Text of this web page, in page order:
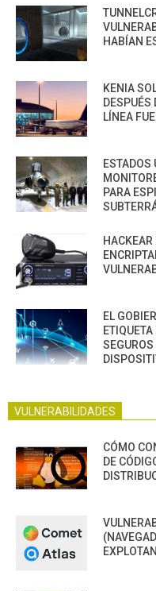
HABÍAN
KENIA
DESPUÉS
LÍNEA
ESTADOS
PARA
EL
SEGUROS
VULNERABILIDADES
CÓMO
DE
EXPLOTAN